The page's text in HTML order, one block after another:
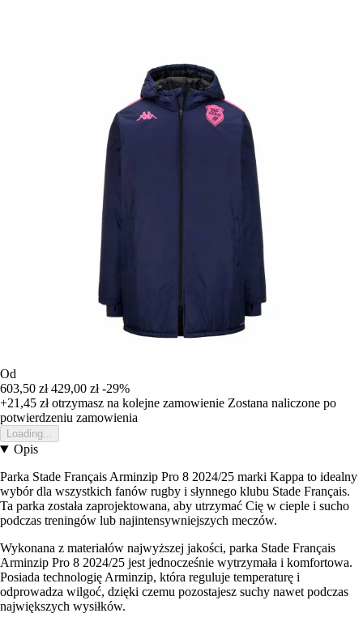
Od
603,50 zł 429,00 zł -29%
+21,45 złotrzymasz na kolejne zamowienie Zostana naliczone po
potwierdzeniu zamowienia
Loading...
Opis
Parka Stade Français Arminzip Pro 8 2024/25 marki Kappa to idealny
wybór dla wszystkich fanów rugby i słynnego klubu Stade Français.
Ta parka została zaprojektowana, aby utrzymać Cię w cieple i sucho
podczas treningów lub najintensywniejszych meczów.
Wykonana z materiałów najwyższej jakości, parka Stade Français
Arminzip Pro 8 2024/25 jest jednocześnie wytrzymała i komfortowa.
Posiada technologię Arminzip, która reguluje temperaturę i
odprowadza wilgoć, dzięki czemu pozostajesz suchy nawet podczas
największych wysiłków.